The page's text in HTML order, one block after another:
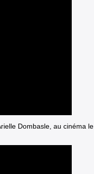
Dombasle, au cinéma le